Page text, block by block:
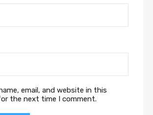
email, and website in this
the next time I comment.